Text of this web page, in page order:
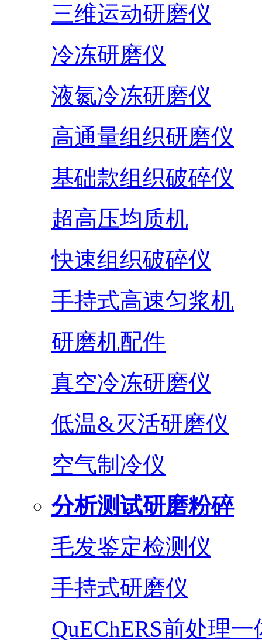
三维运动研磨仪
冷冻研磨仪
液氮冷冻研磨仪
高通量组织研磨仪
基础款组织破碎仪
超高压均质机
快速组织破碎仪
手持式高速匀浆机
研磨机配件
真空冷冻研磨仪
低温&灭活研磨仪
空气制冷仪
分析测试研磨粉碎
毛发鉴定检测仪
手持式研磨仪
QuEChERS前处理一